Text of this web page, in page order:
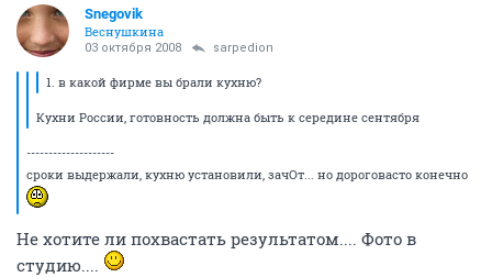
Snegovik
Веснушкина
03 октября 2008 sarpedion
1. в какой фирме вы брали кухню?
Кухни России, готовность должна быть к середине сентября
--------------------
сроки выдержали, кухню установили, зачОт... но дороговасто конечно
Не хотите ли похвастать результатом.... Фото в
студию....